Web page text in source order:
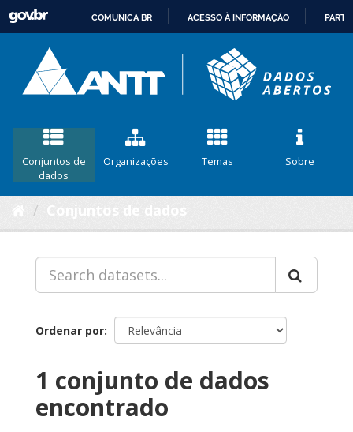
CONTEÚDO
COMUNICA BR ACESSO À INFORMAÇÃO
Conjuntos de
dados
Organizações Temas Sobre
Ordenar por
1 conjunto de dados
encontrado